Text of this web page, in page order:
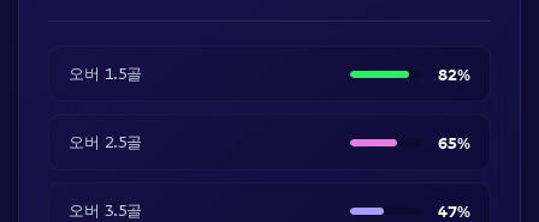
오버 1.5골 82%
오버 2.5골 65%
오버 3.5골 47%